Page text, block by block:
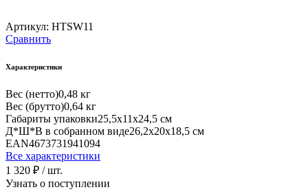
Артикул: HTSW11
Сравнить
Характеристики
Вес (нетто)0,48 кг
Вес (брутто)0,64 кг
Габариты упаковки25,5х11х24,5 см
Д*Ш*В в собранном виде26,2х20х18,5 см
EAN4673731941094
Все характеристики
1 320 ₽ / шт.
Узнать о поступлении